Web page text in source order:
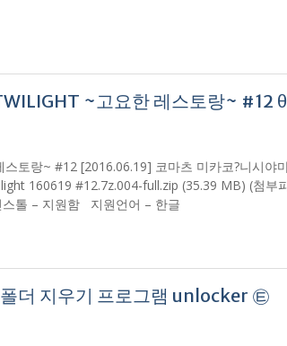
~고요한 레스토랑~ #12 θ
토랑~ #12 [2016.06.19] 코마츠 미카코?니시야
160619 #12.7z.004-full.zip (35.39 MB) (첨부
톨 – 지원함 지원언어 – 한글
더 지우기 프로그램 unlocker ㉫